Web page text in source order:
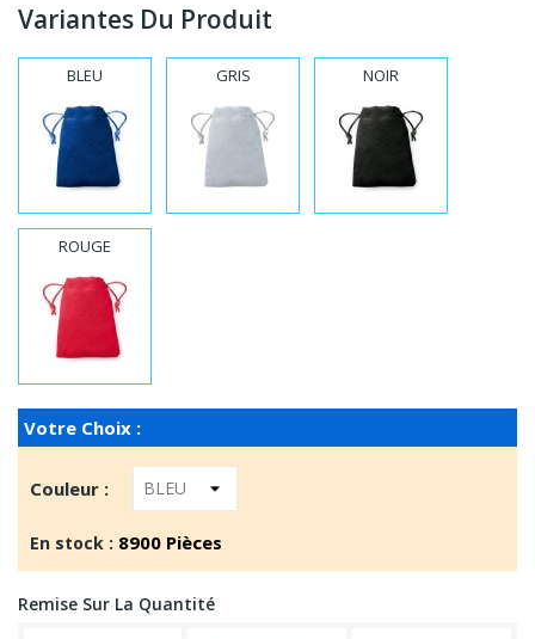
Variantes Du Produit
BLEU GRIS NOIR
ROUGE
Votre Choix :
Couleur :
En stock : 8900 Pièces
Remise Sur La Quantité